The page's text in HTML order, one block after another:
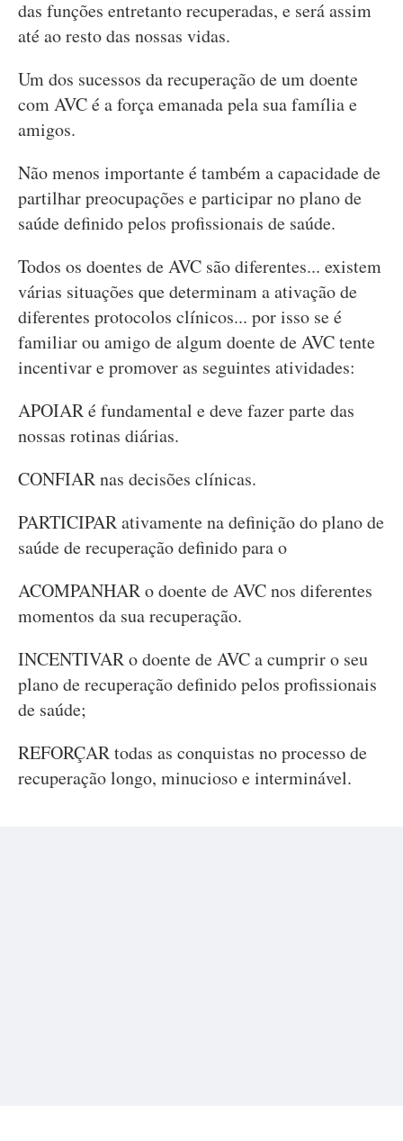
das funções entretanto recuperadas, e será assim
até ao resto das nossas vidas.
Um dos sucessos da recuperação de um doente
com AVC é a força emanada pela sua família e
amigos.
Não menos importante é também a capacidade de
partilhar preocupações e participar no plano de
saúde definido pelos profissionais de saúde.
Todos os doentes de AVC são diferentes... existem
várias situações que determinam a ativação de
diferentes protocolos clínicos... por isso se é
familiar ou amigo de algum doente de AVC tente
incentivar e promover as seguintes atividades:
APOIAR é fundamental e deve fazer parte das
nossas rotinas diárias.
CONFIAR nas decisões clínicas.
PARTICIPAR ativamente na definição do plano de
saúde de recuperação definido para o
ACOMPANHAR o doente de AVC nos diferentes
momentos da sua recuperação.
INCENTIVAR o doente de AVC a cumprir o seu
plano de recuperação definido pelos profissionais
de saúde;
REFORÇAR todas as conquistas no processo de
recuperação longo, minucioso e interminável.